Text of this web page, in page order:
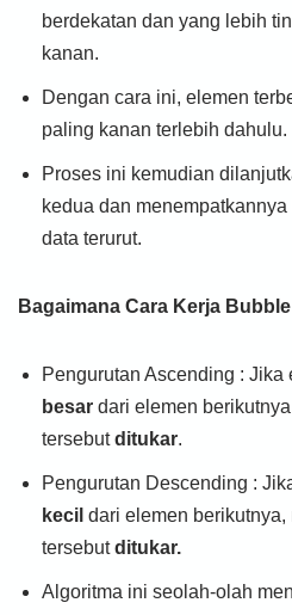
berdekatan dan yang lebih
kanan.
Dengan cara ini, elemen
paling kanan terlebih dahulu.
Proses ini kemudian
kedua dan
data terurut.
Bagaimana Cara Kerja
Pengurutan Ascending : Jika
besar dari elemen
tersebutditukar.
Pengurutan Descending :
kecil dari elemen
tersebutditukar.
Algoritma ini seolah-olah